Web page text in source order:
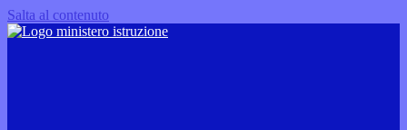
Salta al contenuto